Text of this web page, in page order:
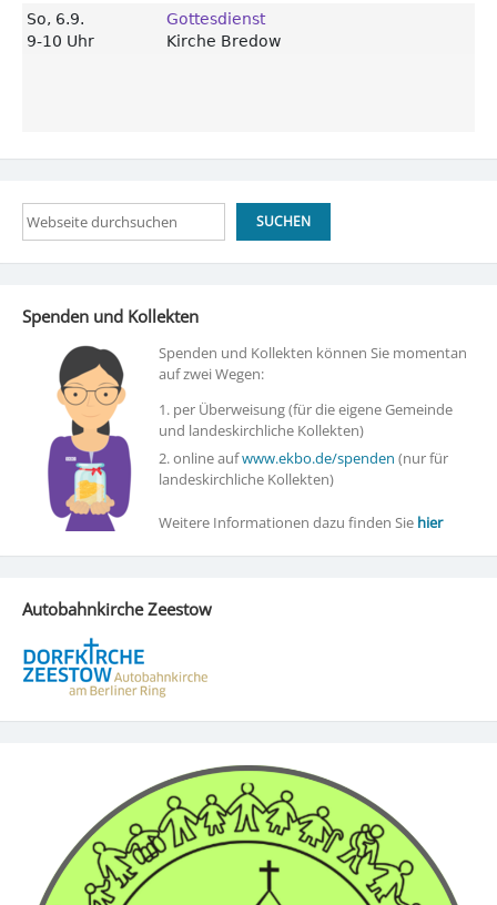
Suchen SUCHEN
Spenden und Kollekten
Spenden und Kollekten können Sie momentan
auf zwei Wegen:
1. per Überweisung (für die eigene Gemeinde
und landeskirchliche Kollekten)
2. online aufwww.ekbo.de/spenden (nur für
landeskirchliche Kollekten)
Weitere Informationen dazu finden Sie hier
Autobahnkirche Zeestow